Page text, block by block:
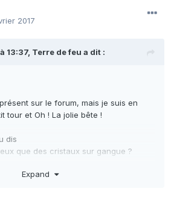
2017
13:37, Terre de feu a dit :
sur le forum, mais je suis en
tour et Oh ! La jolie bête !
dis
que des cristaux sur gangue ?
serais-tu intéressé ?
Expand